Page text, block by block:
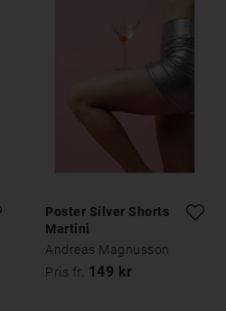
Poster Silver Shorts
Martini
Andreas Magnusson
Pris fr. 149 kr